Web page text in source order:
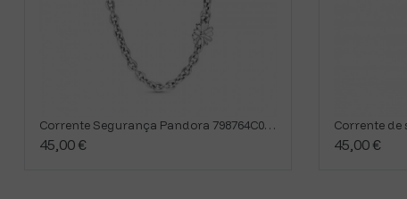
Corrente Segurança Pandora 798764C01-05
45,00 € 45,00 €